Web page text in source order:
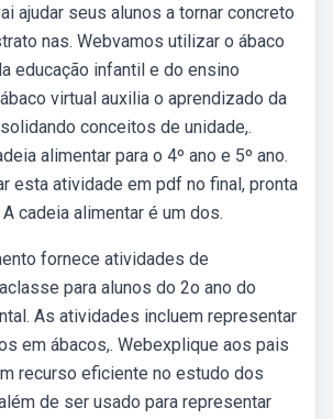
ajudar seus alunos a tornar concreto
nas. Webvamos utilizar o ábaco
educação infantil e do ensino
virtual auxilia o aprendizado da
conceitos de unidade,.
alimentar para o 4º ano e 5º ano.
esta atividade em pdf no final, pronta
cadeia alimentar é um dos.
fornece atividades de
para alunos do 2o ano do
As atividades incluem representar
em ábacos,. Webexplique aos pais
recurso eficiente no estudo dos
de ser usado para representar